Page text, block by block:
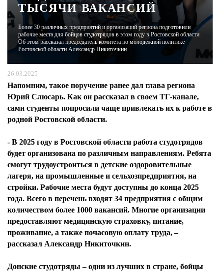
ЖУРНАЛ
ТЫСЯЧИ ВАКАНСИЙ
Более 30 различных предприятий и организаций региона подготовили
рабочие места для бойцов студотрядов в этом году в Ростовской области.
Об этом рассказал председатель комитета по молодежной политике
Ростовской области Александр Никиточкин
26.03.2025
Напомним, такое поручение ранее дал глава региона
Юрий Слюсарь. Как он рассказал в своем ТГ-канале,
сами студенты попросили чаще привлекать их к работе в
родной Ростовской области.
- В 2025 году в Ростовской области работа студотрядов
будет организована по различным направлениям. Ребята
смогут трудоустроиться в детские оздоровительные
лагеря, на промышленные и сельхозпредприятия, на
стройки. Рабочие места будут доступны до конца 2025
года. Всего в перечень входят 34 предприятия с общим
количеством более 1000 вакансий. Многие организации
предоставляют медицинскую страховку, питание,
проживание, а также почасовую оплату труда, –
рассказал Александр Никиточкин.
Донские студотряды – одни из лучших в стране, бойцы